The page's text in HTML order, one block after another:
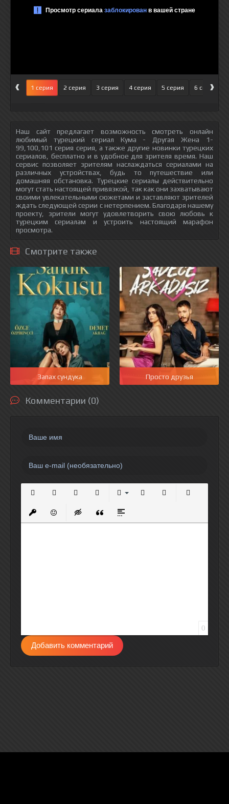
‹ 1 серия 2 серия 3 серия 4 серия 5 серия 6 серия
›
Наш сайт предлагает возможность смотреть онлайн
любимый турецкий сериал Кума - Другая Жена 1-
99,100,101 серия серия, а также другие новинки турецких
сериалов, бесплатно и в удобное для зрителя время. Наш
сервис позволяет зрителям наслаждаться сериалами на
различных устройствах, будь то путешествие или
домашняя обстановка. Турецкие сериалы действительно
могут стать настоящей привязкой, так как они захватывают
своими увлекательными сюжетами и заставляют зрителей
ждать следующей серии с нетерпением. Благодаря нашему
проекту, зрители могут удовлетворить свою любовь к
турецким сериалам и устроить настоящий марафон
просмотра.
Смотрите также
Запах сундука Просто друзья
Комментарии (0)
Вставить защищенную ссылку
Вставить смайлик
Вставка скрытого текста
Вставка цитаты
Вставка спойлера
0
Добавить комментарий